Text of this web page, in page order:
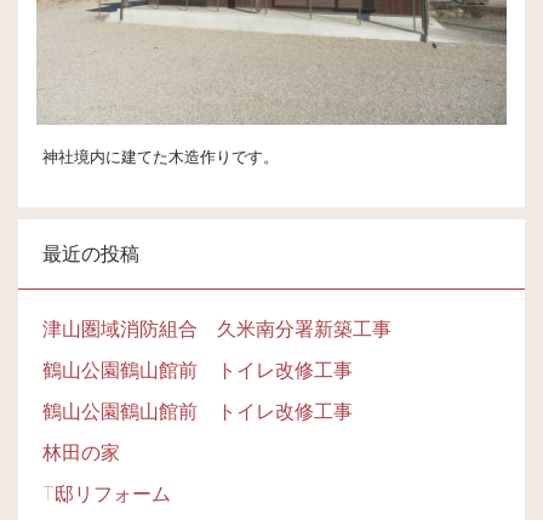
神社境内に建てた木造作りです。
最近の投稿
津山圏域消防組合 久米南分署新築工事
鶴山公園鶴山館前 トイレ改修工事
鶴山公園鶴山館前 トイレ改修工事
林田の家
T邸リフォーム